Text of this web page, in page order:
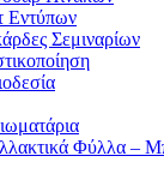
Εντύπων
Σεμιναρίων
Φύλλα –